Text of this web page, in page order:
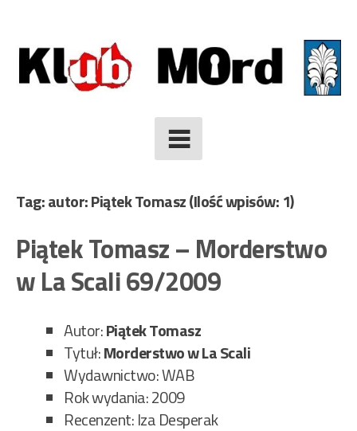
to
content
Tag: autor: Piątek Tomasz(Ilość wpisów: 1)
Piątek Tomasz – Morderstwo
w La Scali 69/2009
Autor:Piątek Tomasz
Tytuł:Morderstwo w La Scali
Wydawnictwo: WAB
Rok wydania: 2009
Recenzent: Iza Desperak